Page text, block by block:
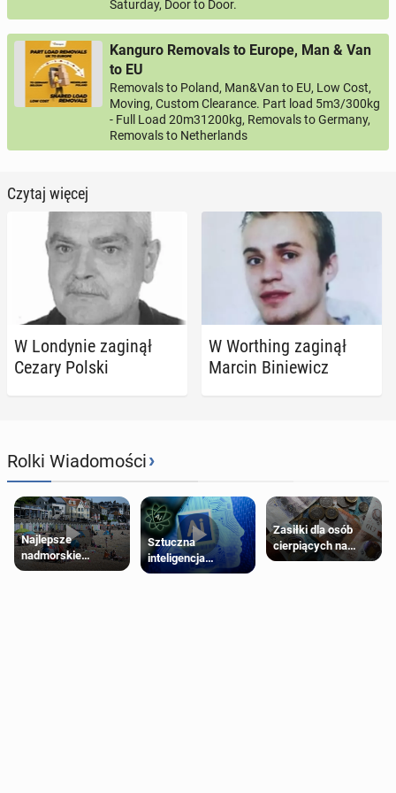
Saturday, Door to Door.
Kanguro Removals to Europe, Man & Van
to EU
Removals to Poland, Man&Van to EU, Low Cost,
Moving, Custom Clearance. Part load 5m3/300kg
- Full Load 20m31200kg, Removals to Germany,
Removals to Netherlands
Czytaj więcej
W Lon­dy­nie zaginął
Cezary Polski
W Wor­thing zaginął
Marcin Bi­nie­wicz
Rolki Wiadomości›
Najlepsze
nadmorskie
miasteczko blisko
Sztuczna
inteligencja
próbowała oszukać
Zasiłki dla osób
cierpiących na
schorzenia